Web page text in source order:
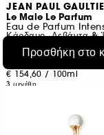
JEAN PAUL
Le Male Le Parfum
Eau de Parfum
Κάρδαμο, Λεβάντα &
3889
€ 115,95
€ 154,60 / 100ml
3 μεγέθη
Προσθήκη στο